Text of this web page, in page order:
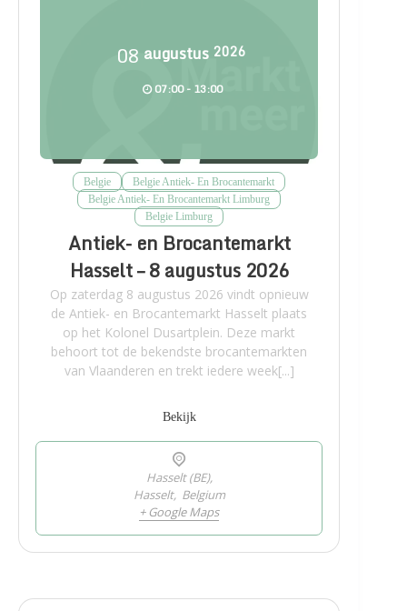
08 augustus 2026
07:00 - 13:00
Belgie
Belgie Antiek- En Brocantemarkt
Belgie Antiek- En Brocantemarkt Limburg
Belgie Limburg
Antiek- en Brocantemarkt
Hasselt – 8 augustus 2026
Op zaterdag 8 augustus 2026 vindt opnieuw
de Antiek- en Brocantemarkt Hasselt plaats
op het Kolonel Dusartplein. Deze markt
behoort tot de bekendste brocantemarkten
van Vlaanderen en trekt iedere week[...]
Bekijk
Hasselt (BE),
Hasselt, Belgium
+ Google Maps